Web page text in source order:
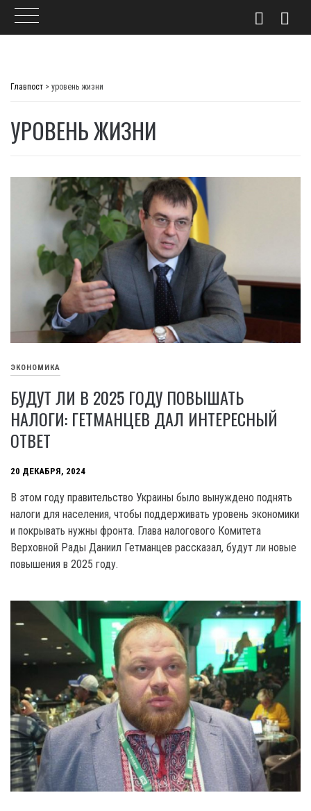
Главпост > уровень жизни
УРОВЕНЬ ЖИЗНИ
ЭКОНОМИКА
БУДУТ ЛИ В 2025 ГОДУ ПОВЫШАТЬ
НАЛОГИ: ГЕТМАНЦЕВ ДАЛ ИНТЕРЕСНЫЙ
ОТВЕТ
20 ДЕКАБРЯ, 2024
В этом году правительство Украины было вынуждено поднять
налоги для населения, чтобы поддерживать уровень экономики
и покрывать нужны фронта. Глава налогового Комитета
Верховной Рады Даниил Гетманцев рассказал, будут ли новые
повышения в 2025 году.